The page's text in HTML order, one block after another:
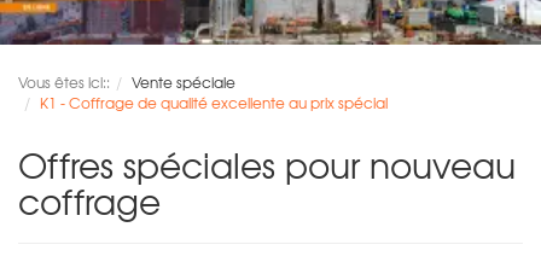
Vous êtes ici::
Vente spéciale
K1 - Coffrage de qualité excellente au prix spécial
Offres spéciales pour nouveau
coffrage